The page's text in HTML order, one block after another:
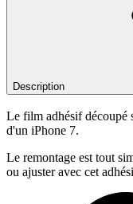
Description
Le film adhésif découpé
d'un iPhone 7.
Le remontage est tout
ou ajuster avec cet